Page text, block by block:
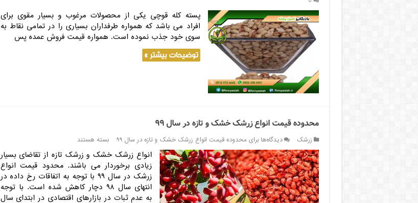
پسته کله قوچی یکی از محصولات مرغوب و بسیار مقوی برای
افراد می باشد که همواره طرفداران بسیاری را در تمامی نقاط به
سوی خود جذب نموده است. همواره قیمت فروش عمده پس
توضیحات بیشتر »
محدوده قیمت انواع زرشک خشک و تازه در سال ۹۹
زرشک دیدگاه‌هابرای محدوده قیمت انواع زرشک خشک و تازه در سال ۹۹ بسته هستند
انواع زرشک خشک و زرشک تازه از تقاضای بسیار
زیادی برخوردار می باشند. محدود قیمت انواع
زرشک در سال ۹۹ با توجه به اتفاقات رخ داده در
انتهای سال ۹۸ دچار کاهش شده است. با توجه
به عدم ثبات در بازارهای اقتصادی در ابتدای سال